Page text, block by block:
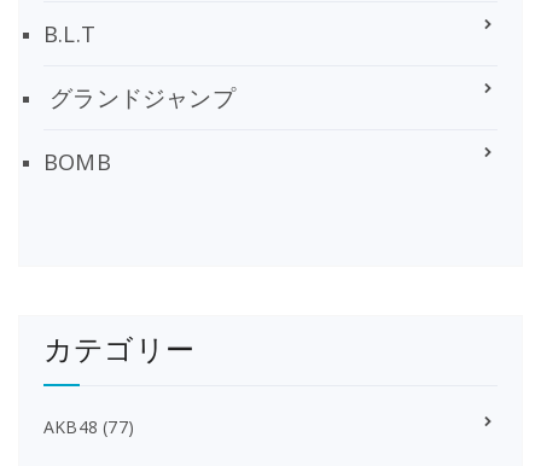
B.L.T
グランドジャンプ
BOMB
カテゴリー
AKB48 (77)